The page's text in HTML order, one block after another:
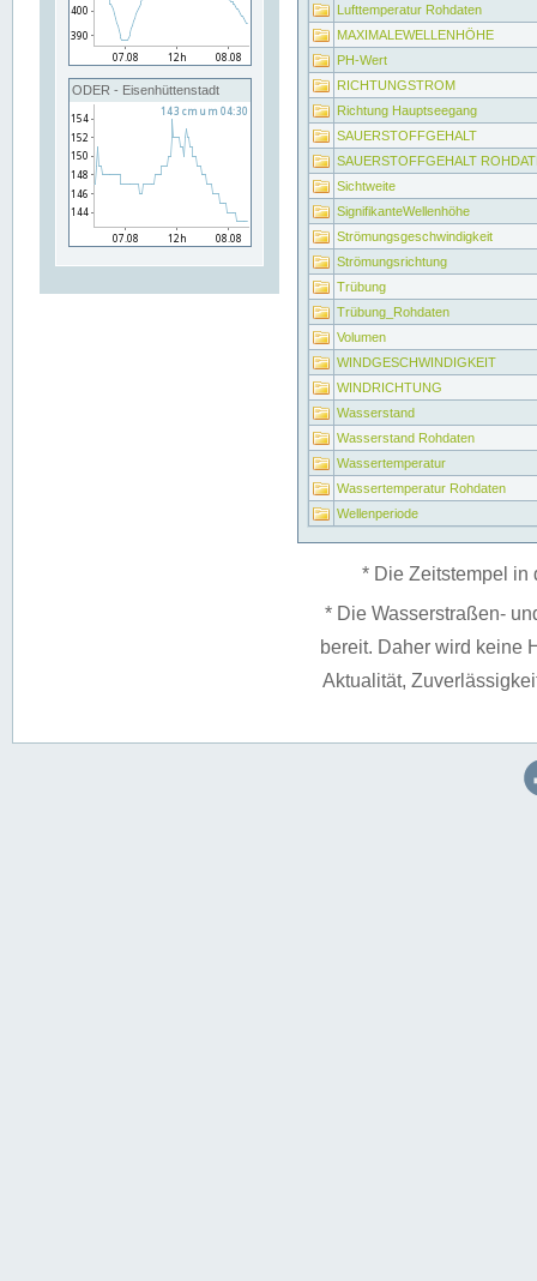
ODER - Eisenhüttenstadt
Lufttemperatur Rohdaten
MAXIMALEWELLENHÖHE
PH-Wert
RICHTUNGSTROM
Richtung Hauptseegang
SAUERSTOFFGEHALT
SAUERSTOFFGEHALT
Sichtweite
SignifikanteWellenhöhe
Strömungsgeschwindigkeit
Strömungsrichtung
Trübung
Trübung_Rohdaten
Volumen
WINDGESCHWINDIGKEIT
WINDRICHTUNG
Wasserstand
Wasserstand Rohdaten
Wassertemperatur
Wassertemperatur Rohdaten
Wellenperiode
* Die Zeitstempel in
* Die Wasserstraßen-
bereit. Daher wird keine
Aktualität,